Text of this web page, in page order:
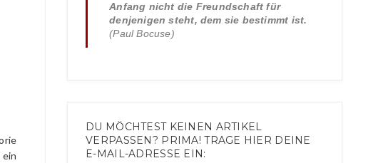
Anfang nicht die Freundschaft für
denjenigen steht, dem sie bestimmt ist.
(Paul Bocuse)
DU MÖCHTEST KEINEN ARTIKEL
VERPASSEN? PRIMA! TRAGE HIER DEINE
E-MAIL-ADRESSE EIN: